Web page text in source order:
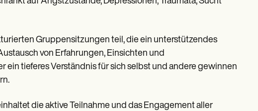
Gruppensitzungen teil, die ein unterstützendes
von Erfahrungen, Einsichten und
tieferes Verständnis für sich selbst und andere gewinnen
die aktive Teilnahme und das Engagement aller